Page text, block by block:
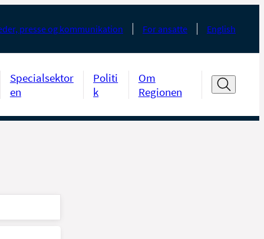
presse og kommunikation For ansatte English
Specialsektor
en
Politi
k
Om
Regionen